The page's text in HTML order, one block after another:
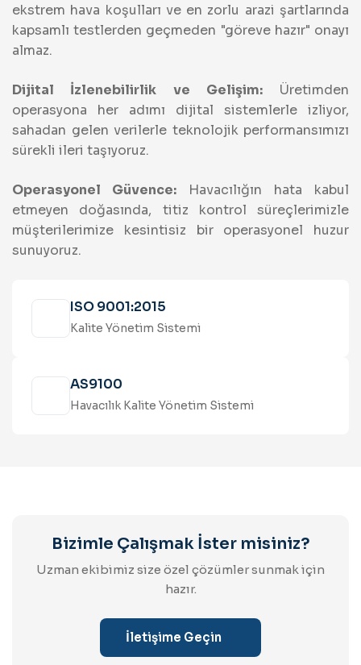
ekstrem hava koşulları ve en zorlu arazi şartlarında
kapsamlı testlerden geçmeden "göreve hazır" onayı
almaz.
Dijital İzlenebilirlik ve Gelişim:Üretimden
operasyona her adımı dijital sistemlerle izliyor,
sahadan gelen verilerle teknolojik performansımızı
sürekli ileri taşıyoruz.
Operasyonel Güvence: Havacılığın hata kabul
etmeyen doğasında, titiz kontrol süreçlerimizle
müşterilerimize kesintisiz bir operasyonel huzur
sunuyoruz.
ISO 9001:2015
Kalite Yönetim Sistemi
AS9100
Havacılık Kalite Yönetim Sistemi
Bizimle Çalışmak İster misiniz?
Uzman ekibimiz size özel çözümler sunmak için
hazır.
İletişime Geçin